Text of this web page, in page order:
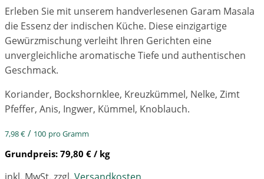
Erleben Sie mit unserem handverlesenen Garam Masala
die Essenz der indischen Küche. Diese einzigartige
Gewürzmischung verleiht Ihren Gerichten eine
unvergleichliche aromatische Tiefe und authentischen
Geschmack.
Koriander, Bockshornklee, Kreuzkümmel, Nelke, Zimt
Pfeffer, Anis, Ingwer, Kümmel, Knoblauch.
7,98€ / 100 pro Gramm
Grundpreis: 79,80 € / kg